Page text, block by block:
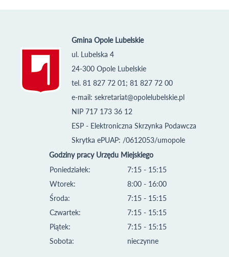
Gmina Opole Lubelskie
ul. Lubelska 4
24-300 Opole Lubelskie
tel. 81 827 72 01; 81 827 72 00
e-mail: sekretariat@opolelubelskie.pl
NIP 717 173 36 12
ESP - Elektroniczna Skrzynka Podawcza
Skrytka ePUAP: /0612053/umopole
Godziny pracy Urzędu Miejskiego
Poniedziałek:
Wtorek:
Środa:
Czwartek:
Piątek:
Sobota:
7:15 - 15:15
8:00 - 16:00
7:15 - 15:15
7:15 - 15:15
7:15 - 15:15
nieczynne